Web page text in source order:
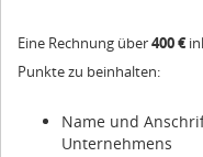
Eine Rechnung über400 €
Punkte zu beinhalten:
Name und
Unternehmens